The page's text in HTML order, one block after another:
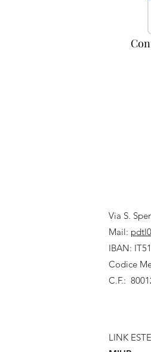
Via S.
Mail:
IBAN:
Codice
C.F.:
LINK